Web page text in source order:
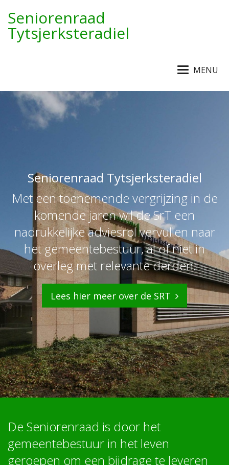
Seniorenraad
Tytsjerksteradiel
MENU
Seniorenraad Tytsjerksteradiel
Met een toenemende vergrijzing in de
komende jaren wil de SrT een
nadrukkelijke adviesrol vervullen naar
het gemeentebestuur, al of niet in
overleg met relevante derden.
Lees hier meer over de SRT
De Seniorenraad is door het
gemeentebestuur in het leven
geroepen om een bijdrage te leveren